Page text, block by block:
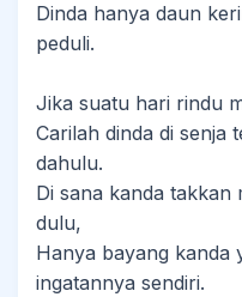
Dinda hanya daun
peduli.
Jika suatu hari rindu
Carilah dinda di senja
dahulu.
Di sana kanda takkan
dulu,
Hanya bayang kanda
ingatannya sendiri.